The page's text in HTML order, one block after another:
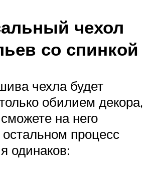
чехол
со спинкой
чехла будет
обилием декора,
на него
процесс
одинаков: